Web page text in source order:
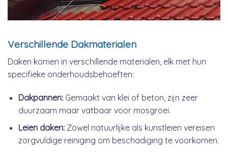
Verschillende Dakmaterialen
Daken komen in verschillende materialen, elk met hun
specifieke onderhoudsbehoeften:
Dakpannen:Gemaakt van klei of beton, zijn zeer
duurzaam maar vatbaar voor mosgroei.
Leien daken:Zowel natuurlijke als kunstleien vereisen
zorgvuldige reiniging om beschadiging te voorkomen.